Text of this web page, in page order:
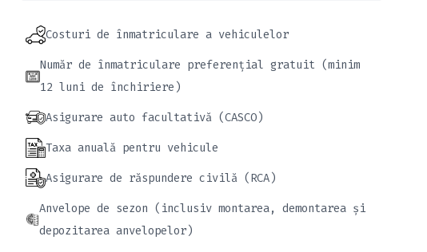
Costuri de înmatriculare a vehiculelor
Număr de înmatriculare preferențial gratuit (minim
12 luni de închiriere)
Asigurare auto facultativă (CASCO)
Taxa anuală pentru vehicule
Asigurare de răspundere civilă (RCA)
Anvelope de sezon (inclusiv montarea, demontarea și
depozitarea anvelopelor)